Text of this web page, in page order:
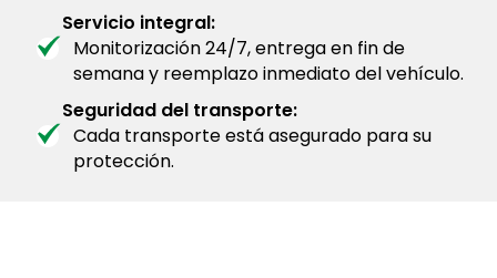
Servicio integral:
Monitorización 24/7, entrega en fin de
semana y reemplazo inmediato del vehículo.
Seguridad del transporte:
Cada transporte está asegurado para su
protección.